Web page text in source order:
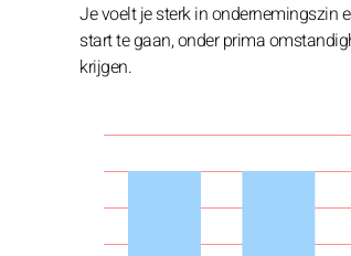
Je voelt je sterk in ondernemingszin
start te gaan, onder prima
krijgen.